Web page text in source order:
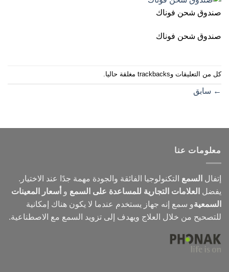
صندوق شحن فوناك
صندوق شحن فوناك
كل من التعليقات وtrackbacks مغلقة حاليا.
← سابق
معلومات عنا
إتفال السمع التكنولوجيا الفائقة والجودة مهمة جدًا عند الاختيار.
يفضل العلامات التجارية للمساعدة على السمع و أسعار المعينات
السمعيةو سمع إنه جهاز يستخدم عندما لا يكون هناك إمكانية
للتصحيح من خلال العلاج ويهدف إلى تزويد السمع مع الاصطناعية.